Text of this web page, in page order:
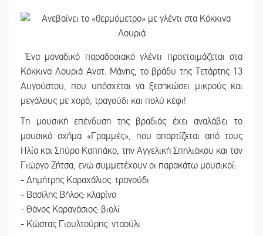
Ένα μοναδικό παραδοσιακό γλέντι προετοιμάζεται στα
Κόκκινα Λουριά Ανατ. Μάνης, το βράδυ της Τετάρτης 13
Αυγούστου, που υπόσχεται να ξεσηκώσει μικρούς και
μεγάλους με χορό, τραγούδι και πολύ κέφι!
Τη μουσική επένδυση της βραδιάς έχει αναλάβει το
μουσικό σχήμα «Γραμμές», που απαρτίζεται από τους
Ηλία και Σπύρο Καππάκο, την Αγγελική Σπηλιάκου και τον
Γιώργο Ζήτσα, ενώ συμμετέχουν οι παρακάτω μουσικοί:
- Δημήτρης Καραχάλιος: τραγούδι
- Βασίλης Βήλος: κλαρίνο
- Θάνος Καρανάσιος: βιολί
- Κώστας Γιουλτούρης: νταούλι